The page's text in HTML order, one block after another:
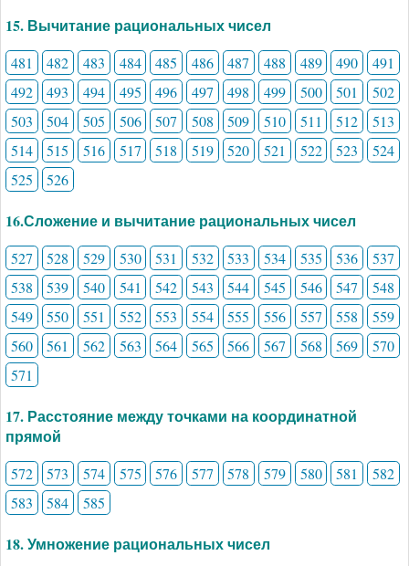
15. Вычитание рациональных чисел
481 482 483 484 485 486 487 488 489 490
491
492
493 494 495 496 497 498 499 500 501
502
503
504 505 506 507 508 509 510 511 512
513
514
515 516 517 518 519 520 521 522 523
524
525
526
16.Сложение и вычитание рациональных чисел
527 528 529 530 531 532 533 534 535 536
537
538
539 540 541 542 543 544 545 546 547
548
549
550 551 552 553 554 555 556 557 558
559
560
561 562 563 564 565 566 567 568 569
570
571
17. Расстояние между точками на координатной
прямой
572 573 574 575 576 577 578 579 580 581
582
583
584 585
18. Умножение рациональных чисел